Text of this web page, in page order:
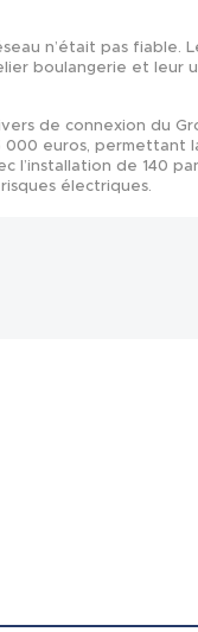
n’était pas fiable.
boulangerie et leur
de connexion du
euros, permettant
l’installation de 140
électriques.